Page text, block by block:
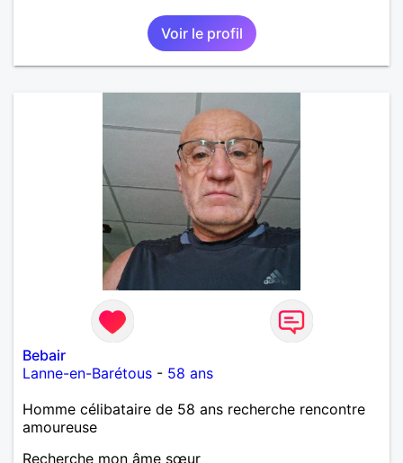
Voir le profil
Bebair
Lanne-en-Barétous - 58 ans
Homme célibataire de 58 ans recherche rencontre
amoureuse
Recherche mon âme sœur